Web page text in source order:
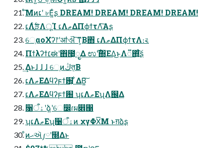
ͨ͘͞Μͷເʹ ৮Ε͍ͨʂ DREAM! DREAM! DREAM! DREAM!
ເΛֶ࣋ͭੜΛूΊ ເΛޠΔΠϕϯτΛ͠Α͏ʂ
େֶαοΧʔ෦ʹॴଐ ͠ͳ͕Β΋ ເΛޠΔΠϕϯτΛ։࠵
Πϯλʔϯ׆ಈʹ΋೤͕ೖΔ ಉ࣌ʹ΍ΕΔ͜ͱΛ૿΍͍ͨ͠ʂ
͢Δͱɺ ɺ ɺ େֶͷڭत͔Β
ເΛޠΕΔϥʔϝϯ԰͕ ͋ΔΒ͍͠
ເΛޠΕΔϥʔϝϯ԰ ʮເΛޠΕʯΛ஌Δ
૑ۀऀʹձ͍ʹେ෼ɾผ෎΁
ʮເΛޠΕʯ૑ۀऀͷ χγΦΧ͞Μ ͱग़ձ͏ʂ
ͦͷޙઍ༿ʹ໭Δͱ